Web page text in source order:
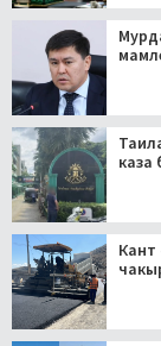
каза
Кант